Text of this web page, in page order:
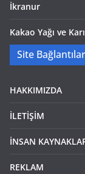
İkranur
Kakao Yağı ve
Site
HAKKIMIZDA
İLETİŞİM
İNSAN
REKLAM